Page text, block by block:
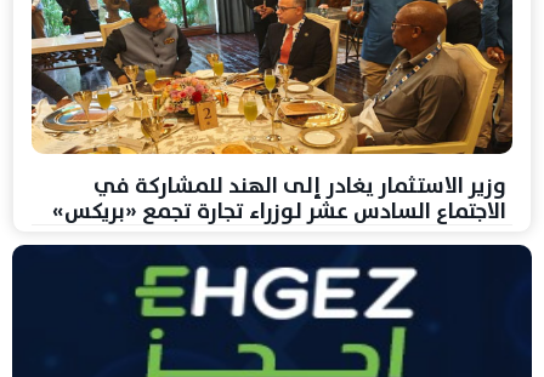
وزير الاستثمار يغادر إلى الهند للمشاركة في
الاجتماع السادس عشر لوزراء تجارة تجمع «بريكس»